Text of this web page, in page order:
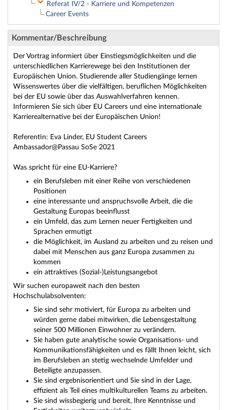
Referat IV/2 - Karriere und Kompetenzen
Career Events
Kommentar/Beschreibung
Der Vortrag informiert über Einstiegsmöglichkeiten und die
unterschiedlichen Karrierewege bei den Institutionen der
Europäischen Union. Studierende aller Studiengänge lernen
Wissenswertes über die vielfältigen, beruflichen Möglichkeiten
bei der EU sowie über das Auswahlverfahren kennen.
Informieren Sie sich über EU Careers und eine internationale
Karrierealternative bei der Europäischen Union!
Referentin: Eva Linder, EU Student Careers
Ambassador@Passau SoSe 2021
Was spricht für eine EU-Karriere?
ein Berufsleben mit einer Reihe von verschiedenen
Positionen
eine interessante und anspruchsvolle Arbeit, die die
Gestaltung Europas beeinflusst
ein Umfeld, das zum Lernen neuer Fertigkeiten und
Sprachen ermutigt
die Möglichkeit, im Ausland zu arbeiten und zu reisen und
dabei mit Menschen aus ganz Europa zusammen zu
kommen
ein attraktives (Sozial-)Leistungsangebot
Wir suchen europaweit nach den besten
Hochschulabsolventen:
Sie sind sehr motiviert, für Europa zu arbeiten und
würden gerne dabei mitwirken, die Lebensgestaltung
seiner 500 Millionen Einwohner zu verändern.
Sie haben gute analytische sowie Organisations- und
Kommunikationsfähigkeiten und es fällt Ihnen leicht, sich
im Berufsleben an stetig wechselnde Umfelder und
Beteiligte anzupassen.
Sie sind ergebnisorientiert und Sie sind in der Lage,
effizient als Teil eines multikulturellen Teams zu arbeiten.
Sie sind wissbegierig und bereit, Ihre Kenntnisse und